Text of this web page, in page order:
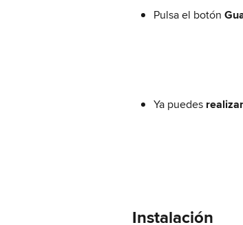
Pulsa el botón
Ya puedes
Instalación